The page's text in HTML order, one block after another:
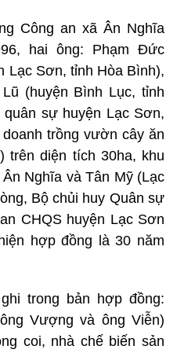
Công an xã Ân Nghĩa
hai ông: Phạm Đức
Lạc Sơn, tỉnh Hòa Bình),
(huyện Bình Lục, tỉnh
sự huyện Lạc Sơn,
trồng vườn cây ăn
trên diện tích 30ha, khu
Nghĩa và Tân Mỹ (Lạc
Bộ chủi huy Quân sự
CHQS huyện Lạc Sơn
hợp đồng là 30 năm
trong bản hợp đồng:
Vượng và ông Viễn)
coi, nhà chế biến sản